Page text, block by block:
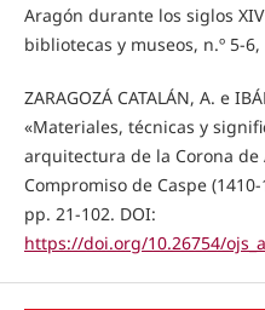
Aragón durante los siglos
bibliotecas y museos, n.º 5-
ZARAGOZÁ CATALÁN, A. e
«Materiales, técnicas y
arquitectura de la Corona
Compromiso de Caspe
pp. 21-102. DOI:
https://doi.org/10.26754/